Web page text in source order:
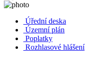
Úřední deska
Územní plán
Poplatky
Rozhlasové hlášení